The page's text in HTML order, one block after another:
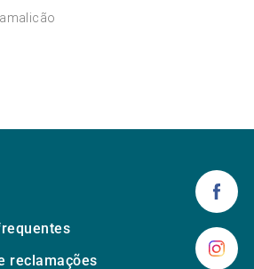
reclamações